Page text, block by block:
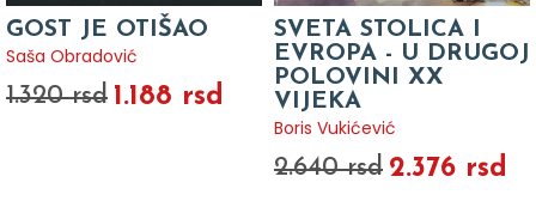
GOST JE OTIŠAO
Saša Obradović
1.320 rsd 1.188 rsd
SVETA STOLICA I
EVROPA - U DRUGOJ
POLOVINI XX
VIJEKA
Boris Vukićević
2.640 rsd 2.376 rsd